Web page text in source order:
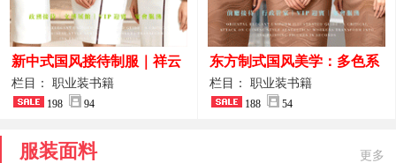
新中式国风接待制服｜祥云
刺绣打造高端厅堂东方美学
栏目： 职业装书籍
198 94
东方制式国风美学：多色系
新中式前厅管家VIP接待员
工作服合集
栏目： 职业装书籍
188 54
服装面料 更多